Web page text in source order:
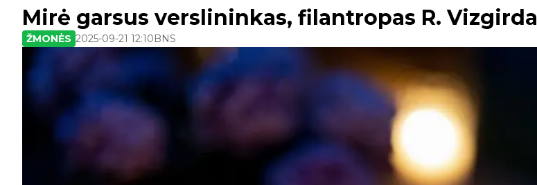
Mirė garsus verslininkas, filantropas R. Vizgirda
ŽMONĖS 2025-09-21 12:10BNS